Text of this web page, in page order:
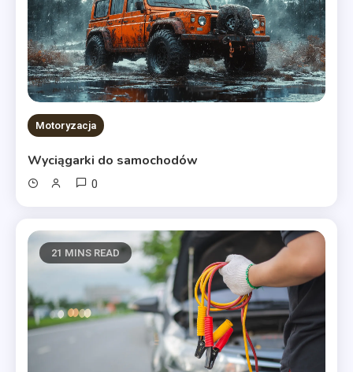
Motoryzacja
Wyciągarki do samochodów
0
21 MINS READ